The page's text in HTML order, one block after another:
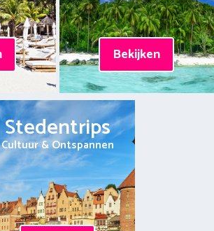
Bekijken
Stedentrips
Cultuur & Ontspannen